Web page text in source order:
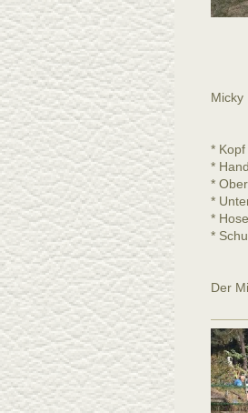
Micky
* Kopf
*
*
*
* Hose
*
Der